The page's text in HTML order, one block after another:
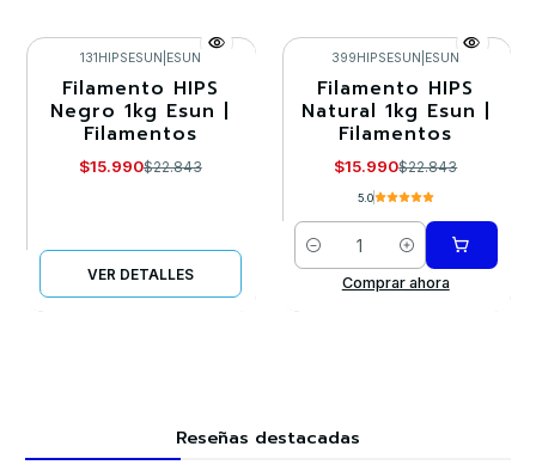
-30%
Agotado
131HIPSESUN ESUN
Filamento HIPS
Negro 1kg Esun |
Filamentos
$15.990$22.843
VER DETALLES
-30%
399HIPSESUN ESUN
Filamento HIPS
Natural 1kg Esun |
Filamentos
$15.990$22.843
5.0
Cantidad
Comprar ahora
Reseñas destacadas